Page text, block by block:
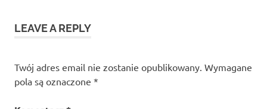
LEAVE A REPLY
Twój adres email nie zostanie opublikowany. Wymagane
pola są oznaczone *